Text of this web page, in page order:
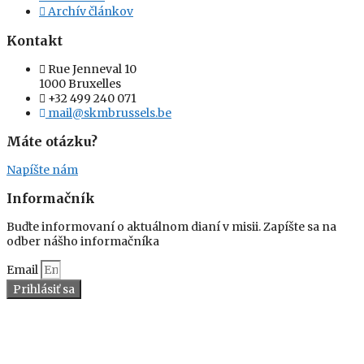
Archív článkov
Kontakt
Rue Jenneval 10
1000 Bruxelles
+32 499 240 071
mail@skmbrussels.be
Máte otázku?
Napíšte nám
Informačník
Buďte informovaní o aktuálnom dianí v misii. Zapíšte sa na
odber nášho informačníka
Email
Prihlásiť sa